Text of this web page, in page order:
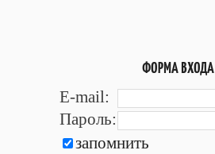
ФОРМА ВХОДА
E-mail:
Пароль:
запомнить